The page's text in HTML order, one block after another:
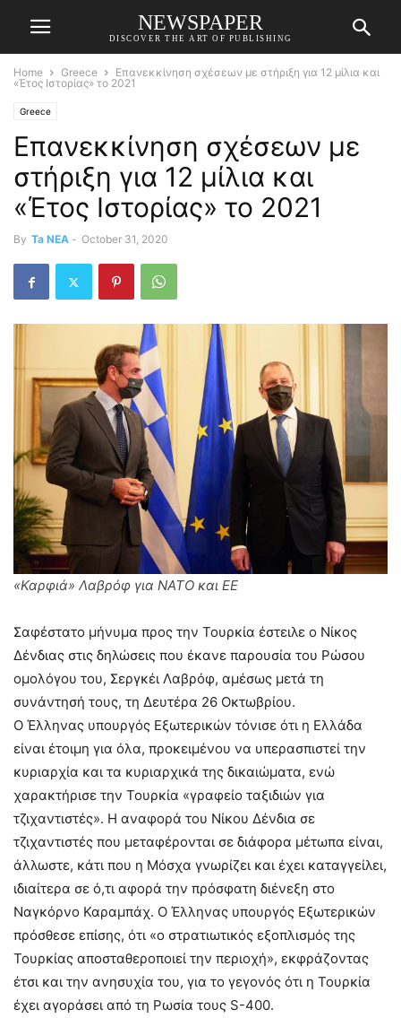
NEWSPAPER
DISCOVER THE ART OF PUBLISHING
Home Greece
Επανεκκίνηση σχέσεων με στήριξη για 12 μίλια και
«Έτος Ιστορίας» το 2021
Greece
Επανεκκίνηση σχέσεων με
στήριξη για 12 μίλια και
«Έτος Ιστορίας» το 2021
By Ta NEA - October 31, 2020
«Καρφιά» Λαβρόφ για ΝΑΤΟ και ΕΕ
Σαφέστατο μήνυμα προς την Τουρκία έστειλε ο Νίκος
Δένδιας στις δηλώσεις που έκανε παρουσία του Ρώσου
ομολόγου του, Σεργκέι Λαβρόφ, αμέσως μετά τη
συνάντησή τους, τη Δευτέρα 26 Οκτωβρίου.
Ο Έλληνας υπουργός Εξωτερικών τόνισε ότι η Ελλάδα
είναι έτοιμη για όλα, προκειμένου να υπερασπιστεί την
κυριαρχία και τα κυριαρχικά της δικαιώματα, ενώ
χαρακτήρισε την Τουρκία «γραφείο ταξιδιών για
τζιχαντιστές». Η αναφορά του Νίκου Δένδια σε
τζιχαντιστές που μεταφέρονται σε διάφορα μέτωπα είναι,
άλλωστε, κάτι που η Μόσχα γνωρίζει και έχει καταγγείλει,
ιδιαίτερα σε ό,τι αφορά την πρόσφατη διένεξη στο
Ναγκόρνο Καραμπάχ. Ο Έλληνας υπουργός Εξωτερικών
πρόσθεσε επίσης, ότι «ο στρατιωτικός εξοπλισμός της
Τουρκίας αποσταθεροποιεί την περιοχή», εκφράζοντας
έτσι και την ανησυχία του, για το γεγονός ότι η Τουρκία
έχει αγοράσει από τη Ρωσία τους S-400.